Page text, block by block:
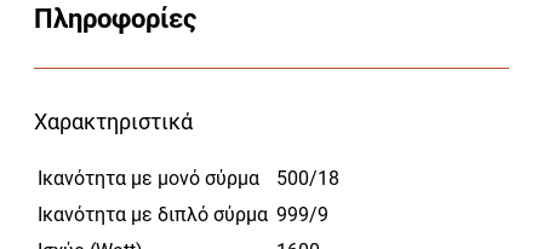
Πληροφορίες
Χαρακτηριστικά
Ικανότητα με μονό σύρμα
500/18
Ικανότητα με διπλό σύρμα 999/9